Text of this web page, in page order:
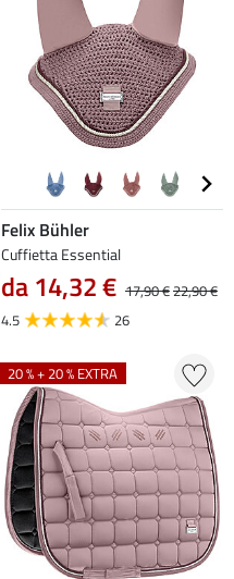
Felix Bühler
Cuffietta Essential
da 14,32 € 17,90 €22,90 €
4.5
26
20 % + 20 % EXTRA